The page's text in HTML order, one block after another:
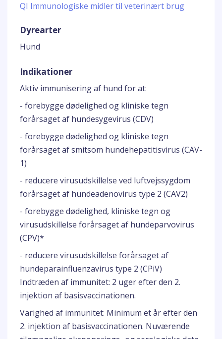
QI Immunologiske midler til veterinært brug
Dyrearter
Hund
Indikationer
Aktiv immunisering af hund for at:
- forebygge dødelighed og kliniske tegn
forårsaget af hundesygevirus (CDV)
- forebygge dødelighed og kliniske tegn
forårsaget af smitsom hundehepatitisvirus (CAV-
1)
- reducere virusudskillelse ved luftvejssygdom
forårsaget af hundeadenovirus type 2 (CAV2)
- forebygge dødelighed, kliniske tegn og
virusudskillelse forårsaget af hundeparvovirus
(CPV)*
- reducere virusudskillelse forårsaget af
hundeparainfluenzavirus type 2 (CPiV)
Indtræden af immunitet: 2 uger efter den 2.
injektion af basisvaccinationen.
Varighed af immunitet: Minimum et år efter den
2. injektion af basisvaccinationen. Nuværende